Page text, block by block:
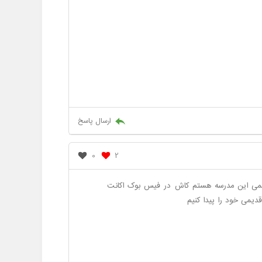
ارسال پاسخ
2
0
این مدرسه هستم کاش در فیس بوک اکانت
خود را پیدا کنیم